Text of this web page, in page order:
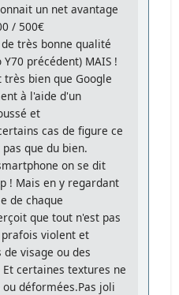
un net avantage
/ 500€
très bonne qualité
précédent) MAIS !
bien que Google
à l'aide d'un
et
cas de figure ce
que du bien.
on se dit
! Mais en y regardant
de chaque
que tout n'est pas
violent et
visage ou des
certaines textures ne
déformées.Pas joli